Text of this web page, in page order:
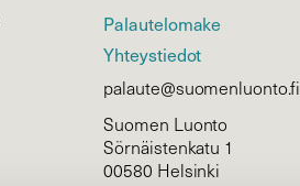
Palautelomake
Yhteystiedot
palaute@suomenluonto.fi
Suomen Luonto
Sörnäistenkatu 1
00580 Helsinki